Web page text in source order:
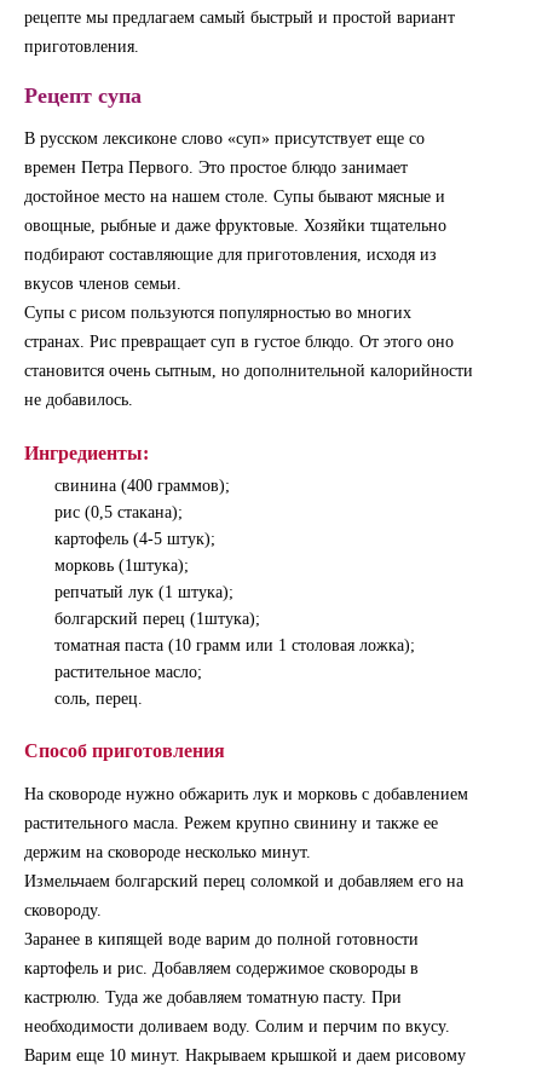
рецепте мы предлагаем самый быстрый и простой вариант
приготовления.
Рецепт супа
В русском лексиконе слово «суп» присутствует еще со
времен Петра Первого. Это простое блюдо занимает
достойное место на нашем столе. Супы бывают мясные и
овощные, рыбные и даже фруктовые. Хозяйки тщательно
подбирают составляющие для приготовления, исходя из
вкусов членов семьи.
Супы с рисом пользуются популярностью во многих
странах. Рис превращает суп в густое блюдо. От этого оно
становится очень сытным, но дополнительной калорийности
не добавилось.
Ингредиенты:
свинина (400 граммов);
рис (0,5 стакана);
картофель (4-5 штук);
морковь (1штука);
репчатый лук (1 штука);
болгарский перец (1штука);
томатная паста (10 грамм или 1 столовая ложка);
растительное масло;
соль, перец.
Способ приготовления
На сковороде нужно обжарить лук и морковь с добавлением
растительного масла. Режем крупно свинину и также ее
держим на сковороде несколько минут.
Измельчаем болгарский перец соломкой и добавляем его на
сковороду.
Заранее в кипящей воде варим до полной готовности
картофель и рис. Добавляем содержимое сковороды в
кастрюлю. Туда же добавляем томатную пасту. При
необходимости доливаем воду. Солим и перчим по вкусу.
Варим еще 10 минут. Накрываем крышкой и даем рисовому